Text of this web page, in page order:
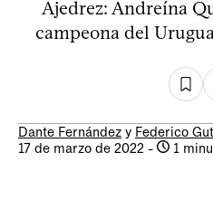
Ajedrez: Andreína
campeona del
Dante Fernández y Federico
17 de marzo de 2022 - 1